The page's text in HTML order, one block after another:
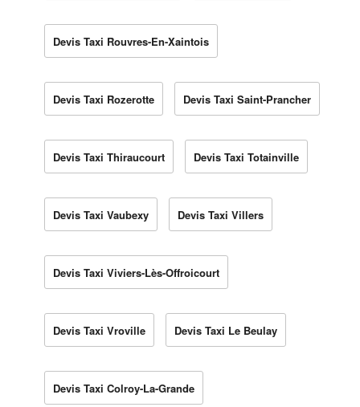
Devis Taxi Rouvres-En-Xaintois
Devis Taxi Rozerotte Devis Taxi Saint-Prancher
Devis Taxi Thiraucourt Devis Taxi Totainville
Devis Taxi Vaubexy Devis Taxi Villers
Devis Taxi Viviers-Lès-Offroicourt
Devis Taxi Vroville Devis Taxi Le Beulay
Devis Taxi Colroy-La-Grande